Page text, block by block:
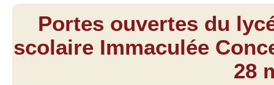
Portes ouvertes du
scolaire Immaculée
28